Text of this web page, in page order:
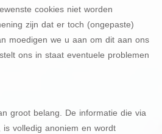
cookies niet worden
zijn dat er toch (ongepaste)
moedigen we u aan om dit aan ons
ons in staat eventuele problemen
groot belang. De informatie die via
volledig anoniem en wordt